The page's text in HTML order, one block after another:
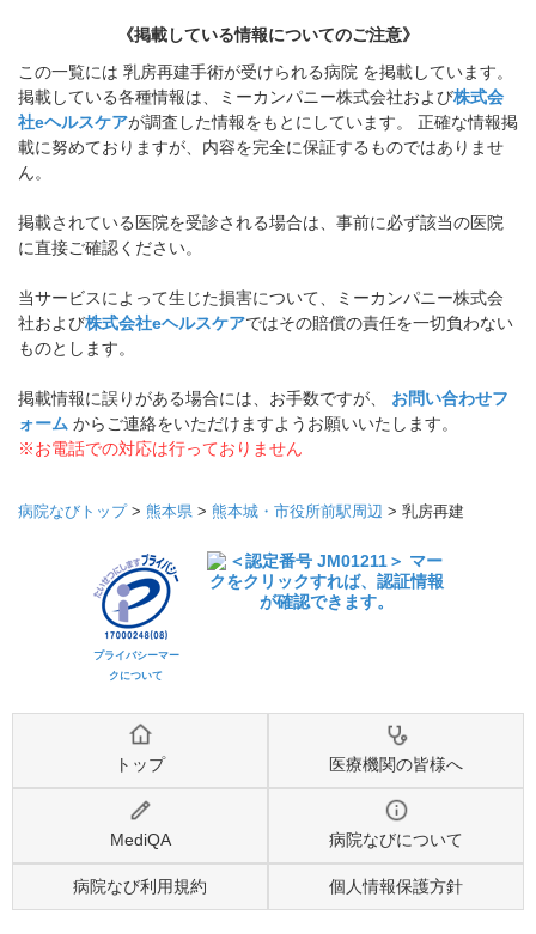
《掲載している情報についてのご注意》
この一覧には 乳房再建手術が受けられる病院 を掲載しています。
掲載している各種情報は、ミーカンパニー株式会社および株式会
社eヘルスケアが調査した情報をもとにしています。 正確な情報掲
載に努めておりますが、内容を完全に保証するものではありませ
ん。
掲載されている医院を受診される場合は、事前に必ず該当の医院
に直接ご確認ください。
当サービスによって生じた損害について、ミーカンパニー株式会
社および株式会社eヘルスケアではその賠償の責任を一切負わない
ものとします。
掲載情報に誤りがある場合には、お手数ですが、 お問い合わせフ
ォーム からご連絡をいただけますようお願いいたします。
※お電話での対応は行っておりません
病院なびトップ> 熊本県 > 熊本城・市役所前駅周辺 > 乳房再建
プライバシーマー
クについて
トップ 医療機関の皆様へ
MediQA 病院なびについて
病院なび利用規約 個人情報保護方針